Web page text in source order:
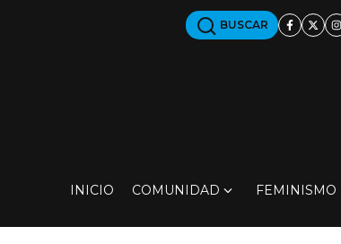
BUSCAR
INICIO COMUNIDAD FEMINISMO